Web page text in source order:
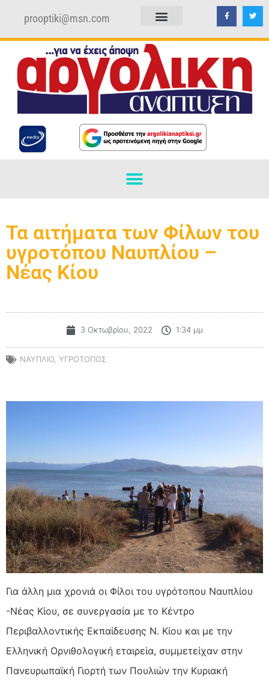
prooptiki@msn.com
Τα αιτήματα των Φίλων του
υγροτόπου Ναυπλίου –
Νέας Κίου
3 Οκτωβρίου, 2022 1:34 μμ
ΝΑΥΠΛΙΟ, ΥΓΡΟΤΟΠΟΣ
Για άλλη μια χρονιά οι Φίλοι του υγρότοπου Ναυπλίου
-Νέας Κίου, σε συνεργασία με το Κέντρο
Περιβαλλοντικής Εκπαίδευσης Ν. Κίου και με την
Ελληνική Ορνιθολογική εταιρεία, συμμετείχαν στην
Πανευρωπαϊκή Γιορτή των Πουλιών την Κυριακή